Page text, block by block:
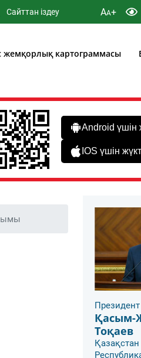
AA+
жемқорлық картограммасы
Android үшін
IOS үшін
Президент
Қасым-
Тоқаев
Қазақстан